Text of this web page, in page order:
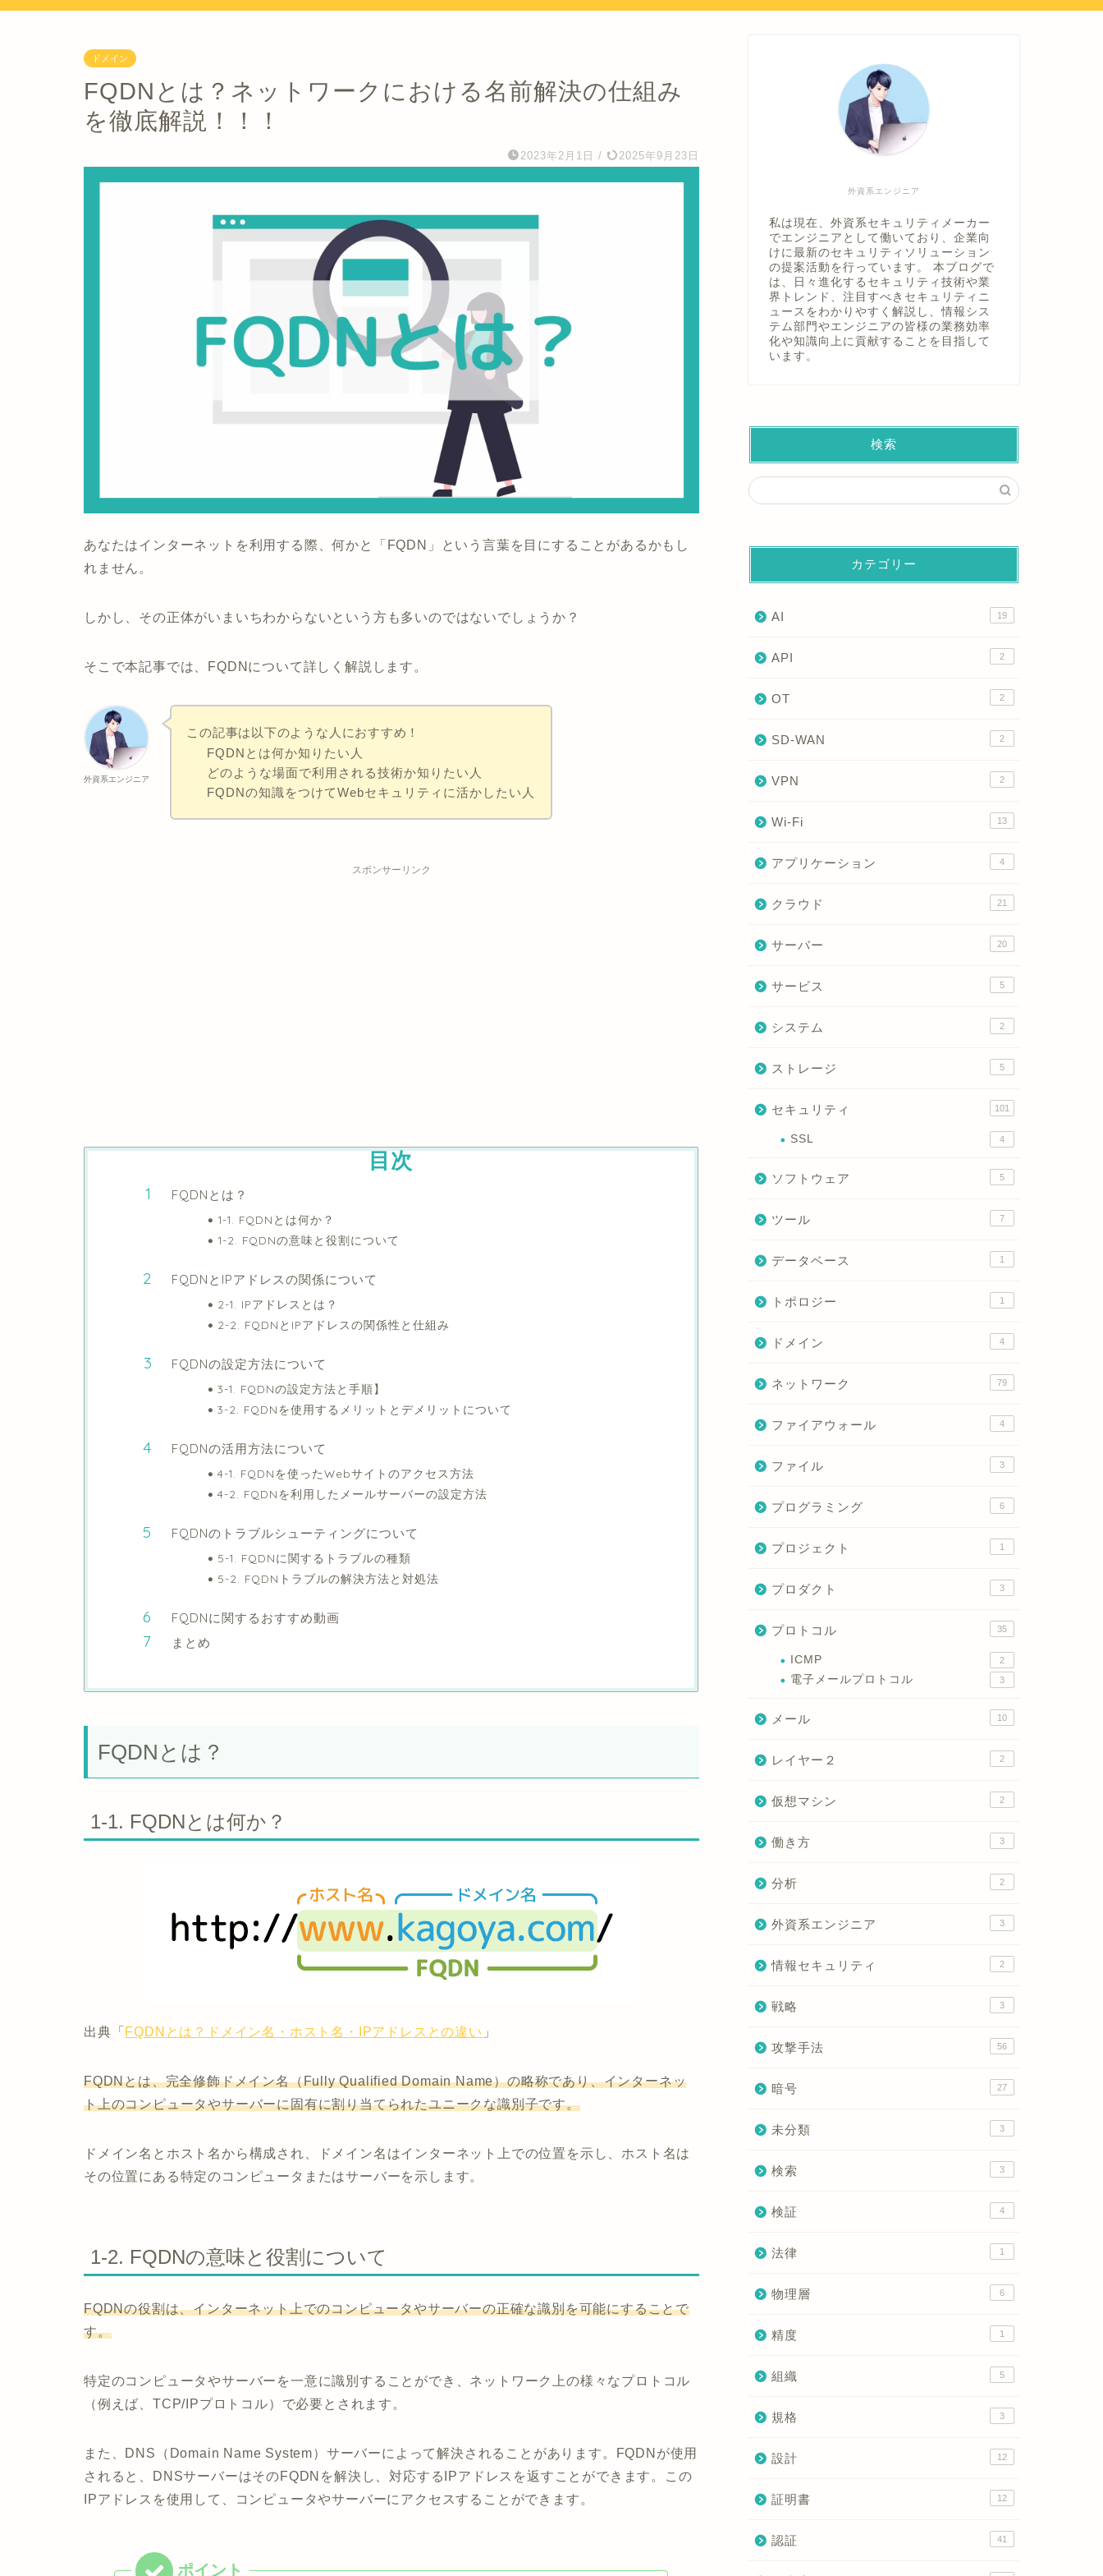
ドメイン
FQDNとは？ネットワークにおける名前解決の仕組み
を徹底解説！！！
2023年2月1日 / 2025年9月23日
あなたはインターネットを利用する際、何かと「FQDN」という言葉を目にすることがあるかもし
れません。
しかし、その正体がいまいちわからないという方も多いのではないでしょうか？
そこで本記事では、FQDNについて詳しく解説します。
外資系エンジニア
この記事は以下のような人におすすめ！
FQDNとは何か知りたい人
どのような場面で利用される技術か知りたい人
FQDNの知識をつけてWebセキュリティに活かしたい人
スポンサーリンク
目次
FQDNとは？
1-1. FQDNとは何か？
1-2. FQDNの意味と役割について
FQDNとIPアドレスの関係について
2-1. IPアドレスとは？
2-2. FQDNとIPアドレスの関係性と仕組み
FQDNの設定方法について
3-1. FQDNの設定方法と手順】
3-2. FQDNを使用するメリットとデメリットについて
FQDNの活用方法について
4-1. FQDNを使ったWebサイトのアクセス方法
4-2. FQDNを利用したメールサーバーの設定方法
FQDNのトラブルシューティングについて
5-1. FQDNに関するトラブルの種類
5-2. FQDNトラブルの解決方法と対処法
FQDNに関するおすすめ動画
まとめ
FQDNとは？
1-1. FQDNとは何か？
出典「 FQDNとは？ドメイン名・ホスト名・IPアドレスとの違い 」
FQDNとは、完全修飾ドメイン名（Fully Qualified Domain Name）の略称であり、インターネッ
ト上のコンピュータやサーバーに固有に割り当てられたユニークな識別子です。
ドメイン名とホスト名から構成され、ドメイン名はインターネット上での位置を示し、ホスト名は
その位置にある特定のコンピュータまたはサーバーを示します。
1-2. FQDNの意味と役割について
FQDNの役割は、インターネット上でのコンピュータやサーバーの正確な識別を可能にすることで
す。
特定のコンピュータやサーバーを一意に識別することができ、ネットワーク上の様々なプロトコル
（例えば、TCP/IPプロトコル）で必要とされます。
また、DNS（Domain Name System）サーバーによって解決されることがあります。FQDNが使用
されると、DNSサーバーはそのFQDNを解決し、対応するIPアドレスを返すことができます。この
IPアドレスを使用して、コンピュータやサーバーにアクセスすることができます。
外資系エンジニア
私は現在、外資系セキュリティメーカー
でエンジニアとして働いており、企業向
けに最新のセキュリティソリューション
の提案活動を行っています。 本ブログで
は、日々進化するセキュリティ技術や業
界トレンド、注目すべきセキュリティニ
ュースをわかりやすく解説し、情報シス
テム部門やエンジニアの皆様の業務効率
化や知識向上に貢献することを目指して
います。
検索
カテゴリー
AI 19
API 2
OT 2
SD-WAN 2
VPN 2
Wi-Fi 13
アプリケーション 4
クラウド 21
サーバー 20
サービス 5
システム 2
ストレージ 5
セキュリティ 101
SSL 4
ソフトウェア 5
ツール 7
データベース 1
トポロジー 1
ドメイン 4
ネットワーク 79
ファイアウォール 4
ファイル 3
プログラミング 6
プロジェクト 1
プロダクト 3
プロトコル 35
ICMP 2
電子メールプロトコル 3
メール 10
レイヤー２ 2
仮想マシン 2
働き方 3
分析 2
外資系エンジニア 3
情報セキュリティ 2
戦略 3
攻撃手法 56
暗号 27
未分類 3
検索 3
検証 4
法律 1
物理層 6
精度 1
組織 5
規格 3
設計 12
証明書 12
認証 41